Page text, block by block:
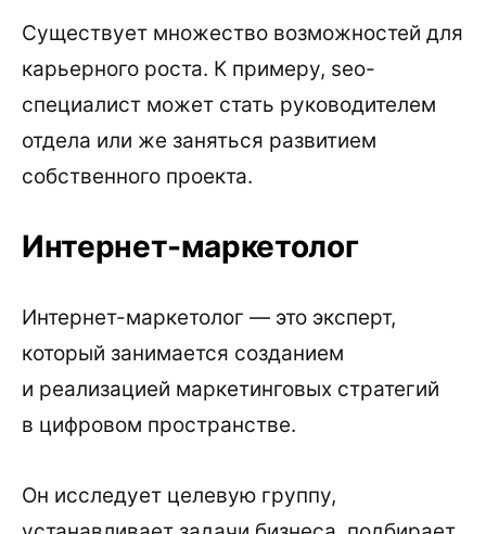
Существует множество возможностей для
карьерного роста. К примеру, seo-
специалист может стать руководителем
отдела или же заняться развитием
собственного проекта.
Интернет-маркетолог
Интернет-маркетолог — это эксперт,
который занимается созданием
и реализацией маркетинговых стратегий
в цифровом пространстве.
Он исследует целевую группу,